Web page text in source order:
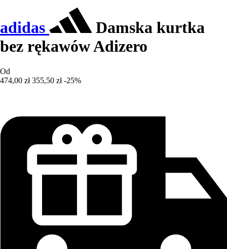
adidas
Damska kurtka
bez rękawów Adizero
Od
474,00 zł 355,50 zł -25%